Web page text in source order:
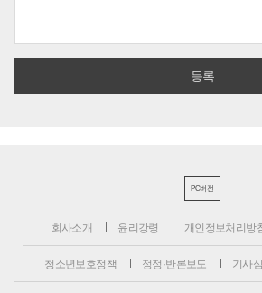
PC버전
회사소개 윤리강령 개인정보처리방
청소년보호정책 정정·반론보도 기사